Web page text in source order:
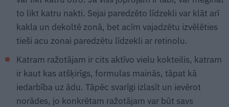
to likt katru nakti. Sejai paredzēto līdzekli var klāt arī
kakla un dekoltē zonā, bet acīm vajadzētu izvēlēties
tieši acu zonai paredzētu līdzekli ar retinolu.
Katram ražotājam ir cits aktīvo vielu kokteilis, katram
ir kaut kas atšķirīgs, formulas mainās, tāpat kā
iedarbība uz ādu. Tāpēc svarīgi izlasīt un ievērot
norādes, jo konkrētam ražotājam var būt savs